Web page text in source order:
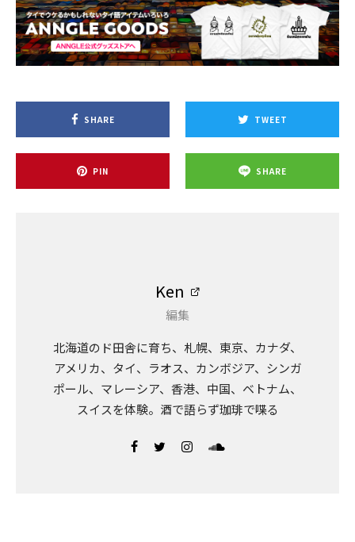
SHARE TWEET
PIN SHARE
Ken
編集
北海道のド田舎に育ち、札幌、東京、カナダ、
アメリカ、タイ、ラオス、カンボジア、シンガ
ポール、マレーシア、香港、中国、ベトナム、
スイスを体験。酒で語らず珈琲で喋る